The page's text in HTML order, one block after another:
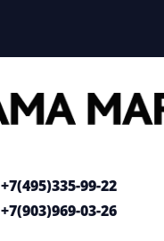
+7(495)335-99-22
+7(903)969-03-26